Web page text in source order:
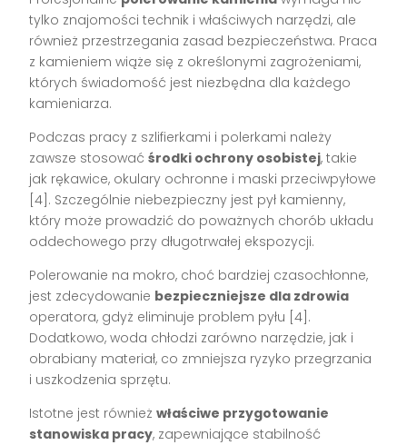
tylko znajomości technik i właściwych narzędzi, ale
również przestrzegania zasad bezpieczeństwa. Praca
z kamieniem wiąże się z określonymi zagrożeniami,
których świadomość jest niezbędna dla każdego
kamieniarza.
Podczas pracy z szlifierkami i polerkami należy
zawsze stosowaćśrodki ochrony osobistej, takie
jak rękawice, okulary ochronne i maski przeciwpyłowe
[4]. Szczególnie niebezpieczny jest pył kamienny,
który może prowadzić do poważnych chorób układu
oddechowego przy długotrwałej ekspozycji.
Polerowanie na mokro, choć bardziej czasochłonne,
jest zdecydowanie bezpieczniejsze dla zdrowia
operatora, gdyż eliminuje problem pyłu [4].
Dodatkowo, woda chłodzi zarówno narzędzie, jak i
obrabiany materiał, co zmniejsza ryzyko przegrzania
i uszkodzenia sprzętu.
Istotne jest równieżwłaściwe przygotowanie
stanowiska pracy, zapewniające stabilność